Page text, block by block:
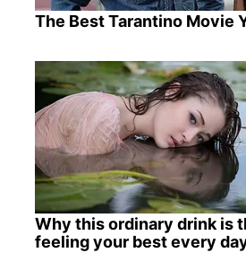
The Best Tarantino Movie
Why this ordinary drink is
feeling your best every